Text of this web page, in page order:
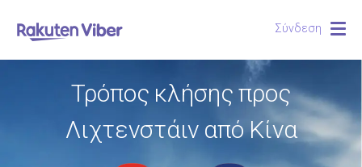
Σύνδεση
Τρόπος κλήσης προς
Λιχτενστάιν από Κίνα